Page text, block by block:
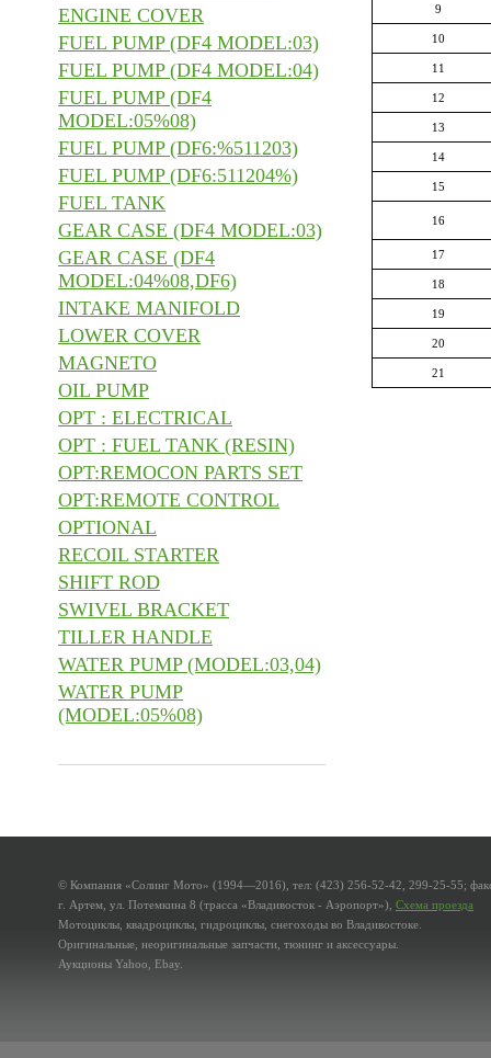
ENGINE COVER
FUEL PUMP (DF4 MODEL:03)
FUEL PUMP (DF4 MODEL:04)
FUEL PUMP (DF4
MODEL:05%08)
FUEL PUMP (DF6:%511203)
FUEL PUMP (DF6:511204%)
FUEL TANK
GEAR CASE (DF4 MODEL:03)
GEAR CASE (DF4
MODEL:04%08,DF6)
INTAKE MANIFOLD
LOWER COVER
MAGNETO
OIL PUMP
OPT : ELECTRICAL
OPT : FUEL TANK (RESIN)
OPT:REMOCON PARTS SET
OPT:REMOTE CONTROL
OPTIONAL
RECOIL STARTER
SHIFT ROD
SWIVEL BRACKET
TILLER HANDLE
WATER PUMP (MODEL:03,04)
WATER PUMP
(MODEL:05%08)
9
10
11
12
13
14
15
16
17
18
19
20
21
© Компания «Солинг Мото» (1994—2016), тел: (423) 256-52-42, 299-25-55;
г. Артем, ул. Потемкина 8 (трасса «Владивосток - Аэропорт»), Схема проезда
Мотоциклы, квадроциклы, гидроциклы, снегоходы во Владивостоке.
Оригинальные, неоригинальные запчасти, тюнинг и аксессуары.
Аукционы Yahoo, Ebay.